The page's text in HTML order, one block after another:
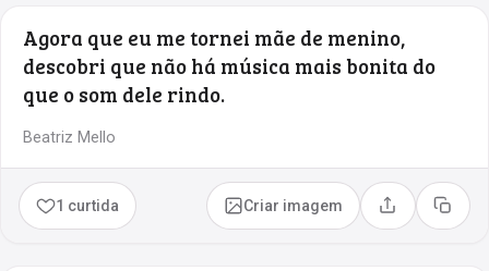
Agora que eu me tornei mãe de menino,
descobri que não há música mais bonita do
que o som dele rindo.
Beatriz Mello
1 curtida Criar imagem Compartilhar
Copiar